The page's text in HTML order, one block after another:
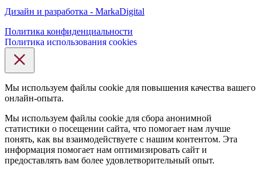
Дизайн и разработка - MarkaDigital
Политика конфиденциальности
Политика использования cookies
Мы используем файлы cookie для повышения качества вашего
онлайн-опыта.
Мы используем файлы cookie для сбора анонимной
статистики о посещении сайта, что помогает нам лучше
понять, как вы взаимодействуете с нашим контентом. Эта
информация помогает нам оптимизировать сайт и
предоставлять вам более удовлетворительный опыт.